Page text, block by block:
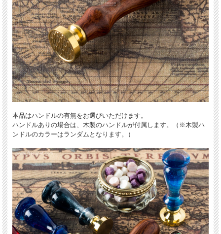
本品はハンドルの有無をお選びいただけます。
ハンドルありの場合は、木製のハンドルが付属します。（※木製ハ
ンドルのカラーはランダムとなります。）